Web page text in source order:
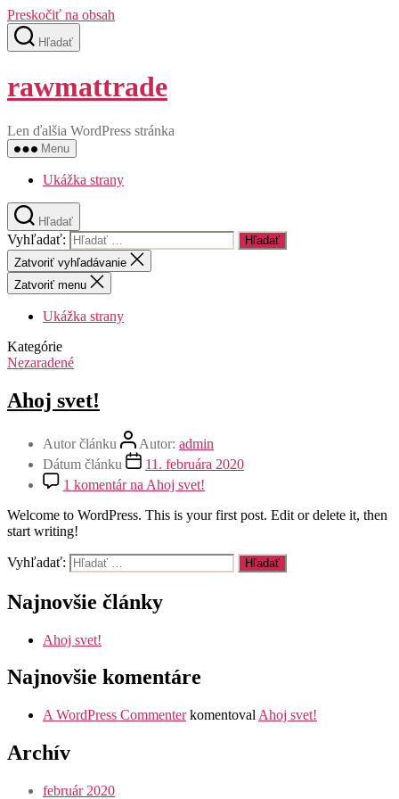
Preskočiť na obsah
Hľadať
rawmattrade
Len ďalšia WordPress stránka
Menu
Ukážka strany
Hľadať
Vyhľadať:
Zatvoriť vyhľadávanie
Zatvoriť menu
Ukážka strany
Kategórie
Nezaradené
Ahoj svet!
Autor článku Autor: admin
Dátum článku
11. februára 2020
1 komentárna Ahoj svet!
Welcome to WordPress. This is your first post. Edit or delete it, then
start writing!
Vyhľadať:
Najnovšie články
Ahoj svet!
Najnovšie komentáre
A WordPress Commenterkomentoval Ahoj svet!
Archív
február 2020